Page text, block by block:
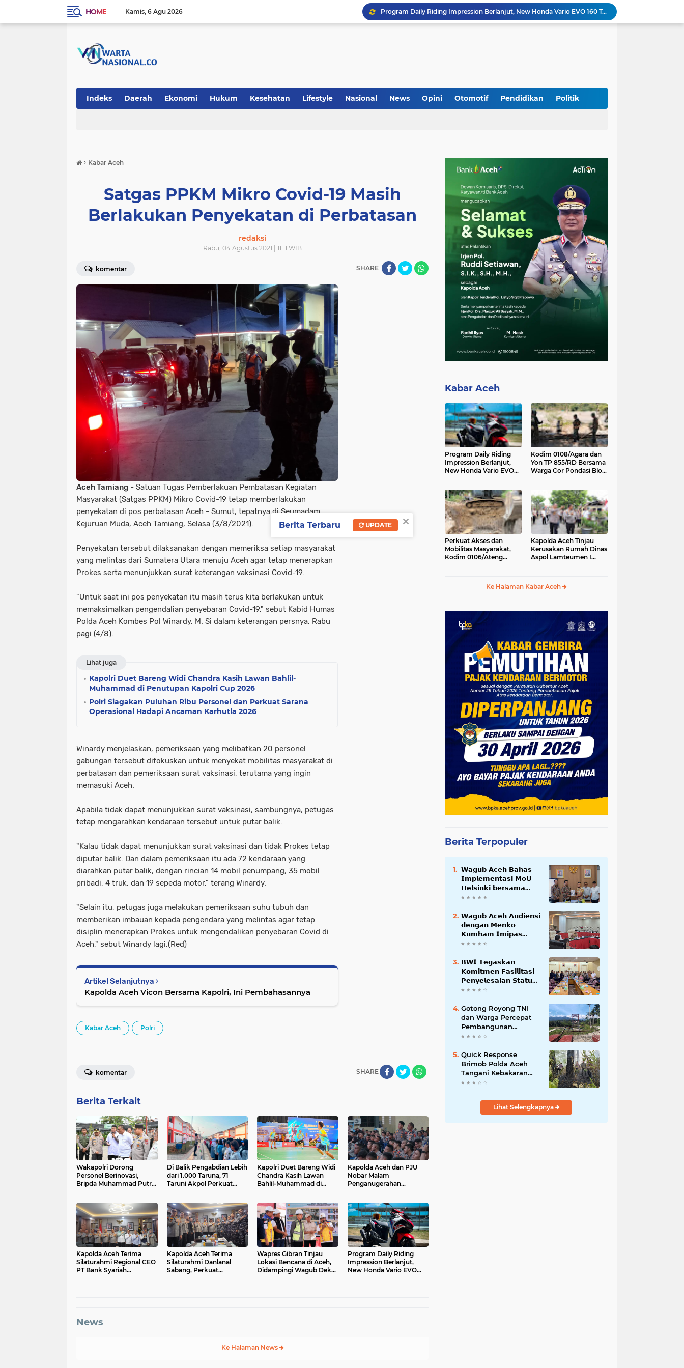
HOME Kamis 6 Agu 2026
Program Daily Riding Impression Berlanjut, New Honda Vario EVO 160 Temani Mobilitas Harian Peserta
Kodim 0108/Agara dan Yon TP 855/RD Bersama Warga Cor Pondasi Blok Angkur Jembatan Gantung di Ds. Lawe Ger Ger, Aceh Tenggara
Babinsa Jalin Komunikasi dengan Aparatur Gampong, Perkuat Sinergi Membangun Desa
Indeks Daerah Ekonomi Hukum Kesehatan Lifestyle Nasional News Opini Otomotif Pendidikan Politik
› Kabar Aceh
Satgas PPKM Mikro Covid-19 Masih
Berlakukan Penyekatan di Perbatasan
redaksi
Rabu, 04 Agustus 2021 | 11.11 WIB
komentar SHARE
Aceh Tamiang - Satuan Tugas Pemberlakuan Pembatasan Kegiatan
Masyarakat (Satgas PPKM) Mikro Covid-19 tetap memberlakukan
penyekatan di pos perbatasan Aceh - Sumut, tepatnya di Seumadam,
Kejuruan Muda, Aceh Tamiang, Selasa (3/8/2021).
Penyekatan tersebut dilaksanakan dengan memeriksa setiap masyarakat
yang melintas dari Sumatera Utara menuju Aceh agar tetap menerapkan
Prokes serta menunjukkan surat keterangan vaksinasi Covid-19.
"Untuk saat ini pos penyekatan itu masih terus kita berlakukan untuk
memaksimalkan pengendalian penyebaran Covid-19," sebut Kabid Humas
Polda Aceh Kombes Pol Winardy, M. Si dalam keterangan persnya, Rabu
pagi (4/8).
Lihat juga
Kapolri Duet Bareng Widi Chandra Kasih Lawan Bahlil-
Muhammad di Penutupan Kapolri Cup 2026
Polri Siagakan Puluhan Ribu Personel dan Perkuat Sarana
Operasional Hadapi Ancaman Karhutla 2026
Winardy menjelaskan, pemeriksaan yang melibatkan 20 personel
gabungan tersebut difokuskan untuk menyekat mobilitas masyarakat di
perbatasan dan pemeriksaan surat vaksinasi, terutama yang ingin
memasuki Aceh.
Apabila tidak dapat menunjukkan surat vaksinasi, sambungnya, petugas
tetap mengarahkan kendaraan tersebut untuk putar balik.
"Kalau tidak dapat menunjukkan surat vaksinasi dan tidak Prokes tetap
diputar balik. Dan dalam pemeriksaan itu ada 72 kendaraan yang
diarahkan putar balik, dengan rincian 14 mobil penumpang, 35 mobil
pribadi, 4 truk, dan 19 sepeda motor," terang Winardy.
"Selain itu, petugas juga melakukan pemeriksaan suhu tubuh dan
memberikan imbauan kepada pengendara yang melintas agar tetap
disiplin menerapkan Prokes untuk mengendalikan penyebaran Covid di
Aceh," sebut Winardy lagi.(Red)
Artikel Selanjutnya
Kapolda Aceh Vicon Bersama Kapolri, Ini Pembahasannya
Kabar Aceh Polri
SHARE
komentar
Berita Terkait
Wakapolri Dorong
Personel Berinovasi,
Bripda Muhammad Putra
Di Balik Pengabdian Lebih
dari 1.000 Taruna, 71
Taruni Akpol Perkuat
Kapolri Duet Bareng Widi
Chandra Kasih Lawan
Bahlil-Muhammad di
Kapolda Aceh dan PJU
Nobar Malam
Penganugerahan
Penghargaan
Kapolda Aceh Terima
Silaturahmi Regional CEO
PT Bank Syariah
Kapolda Aceh Terima
Silaturahmi Danlanal
Sabang, Perkuat
Wapres Gibran Tinjau
Lokasi Bencana di Aceh,
Didampingi Wagub Dek
Program Daily Riding
Impression Berlanjut,
New Honda Vario EVO
News
Ke Halaman News
Kabar Aceh
Program Daily Riding
Impression Berlanjut,
New Honda Vario EVO
Kodim 0108/Agara dan
Yon TP 855/RD Bersama
Warga Cor Pondasi Blok
Ger, Aceh Tenggara
Perkuat Akses dan
Mobilitas Masyarakat,
Kodim 0106/Ateng
Kapolda Aceh Tinjau
Kerusakan Rumah Dinas
Aspol Lamteumen I
Ke Halaman Kabar Aceh
Berita Terpopuler
𝗪𝗮𝗴𝘂𝗯 𝗔𝗰𝗲𝗵 𝗕𝗮𝗵𝗮𝘀
𝗜𝗺𝗽𝗹𝗲𝗺𝗲𝗻𝘁𝗮𝘀𝗶 𝗠𝗼𝗨
𝗛𝗲𝗹𝘀𝗶𝗻𝗸𝗶 𝗯𝗲𝗿𝘀𝗮𝗺𝗮
𝗦𝗲𝗸𝗿𝗲𝘁𝗮𝗿𝗶𝗮𝘁 𝗡𝗲𝗴𝗮𝗿𝗮
𝗪𝗮𝗴𝘂𝗯 𝗔𝗰𝗲𝗵 𝗔𝘂𝗱𝗶𝗲𝗻𝘀𝗶
𝗱𝗲𝗻𝗴𝗮𝗻 𝗠𝗲𝗻𝗸𝗼
𝗞𝘂𝗺𝗵𝗮𝗺 𝗜𝗺𝗶𝗽𝗮𝘀
𝗧𝗲𝗿𝗸𝗮𝗶𝘁 𝗦𝘁𝗮𝘁𝘂𝘀 𝗪𝗮𝗸𝗮𝗳
𝗕𝗪𝗜 𝗧𝗲𝗴𝗮𝘀𝗸𝗮𝗻
𝗞𝗼𝗺𝗶𝘁𝗺𝗲𝗻 𝗙𝗮𝘀𝗶𝗹𝗶𝘁𝗮𝘀𝗶
𝗣𝗲𝗻𝘆𝗲𝗹𝗲𝘀𝗮𝗶𝗮𝗻 𝗦𝘁𝗮𝘁𝘂𝘀
𝗪𝗮𝗸𝗮𝗳 𝗕𝗹𝗮𝗻𝗴 𝗣𝗮𝗱𝗮𝗻𝗴
Gotong Royong TNI
dan Warga Percepat
Pembangunan
Jembatan Gantung
Aceh Tenggara
Quick Response
Brimob Polda Aceh
Tangani Kebakaran
Hutan di Lembah
Lihat Selengkapnya
×
Berita Terbaru UPDATE